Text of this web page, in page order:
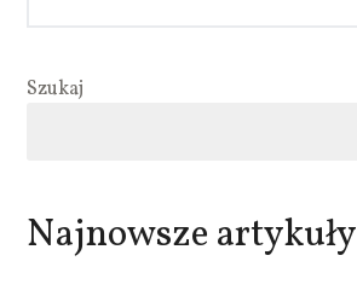
Szukaj
Najnowsze artykuły